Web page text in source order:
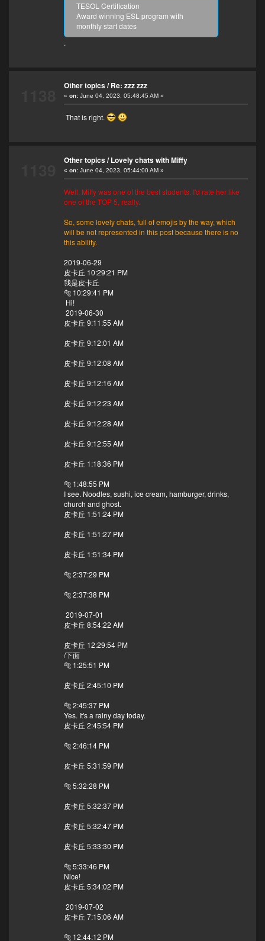
TESOL Certification
Award winning ESL program with
monthly start dates
.
Other topics/Re: zzz zzz
« on:June 04, 2023, 05:48:45 AM »
That is right.
Other topics/Lovely chats with Miffy
« on:June 04, 2023, 05:44:00 AM »
Well, Miffy was one of the best students. I'd rate her like
one of the TOP 5, really.
So, some lovely chats, full of emojis by the way, which
will be not represented in this post because there is no
this ability.
2019-06-29
皮卡丘 10:29:21 PM
我是皮卡丘
🐅 10:29:41 PM
Hi!
2019-06-30
皮卡丘 9:11:55 AM
皮卡丘 9:12:01 AM
皮卡丘 9:12:08 AM
皮卡丘 9:12:16 AM
皮卡丘 9:12:23 AM
皮卡丘 9:12:28 AM
皮卡丘 9:12:55 AM
皮卡丘 1:18:36 PM
🐅 1:48:55 PM
I see. Noodles, sushi, ice cream, hamburger, drinks,
church and ghost.
皮卡丘 1:51:24 PM
皮卡丘 1:51:27 PM
皮卡丘 1:51:34 PM
🐅 2:37:29 PM
🐅 2:37:38 PM
2019-07-01
皮卡丘 8:54:22 AM
皮卡丘 12:29:54 PM
/下面
🐅 1:25:51 PM
皮卡丘 2:45:10 PM
🐅 2:45:37 PM
Yes. It's a rainy day today.
皮卡丘 2:45:54 PM
🐅 2:46:14 PM
皮卡丘 5:31:59 PM
🐅 5:32:28 PM
皮卡丘 5:32:37 PM
皮卡丘 5:32:47 PM
皮卡丘 5:33:30 PM
🐅 5:33:46 PM
Nice!
皮卡丘 5:34:02 PM
2019-07-02
皮卡丘 7:15:06 AM
🐅 12:44:12 PM